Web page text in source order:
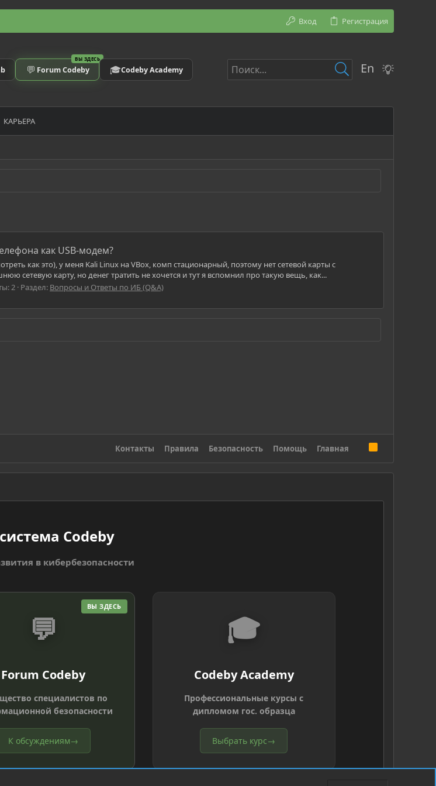
Вход Регистрация
ВЫ ЗДЕСЬ
💬 Forum Codeby 🎓Codeby Academy En
КАРЬЕРА
как USB-модем?
как это), у меня Kali Linux на VBox, комп стационарный, поэтому нет сетевой карты с
сетевую карту, но денег тратить не хочется и тут я вспомнил про такую вещь, как...
2 Раздел: Вопросы и Ответы по ИБ (Q&A)
Контакты Правила Безопасность Помощь Главная
S
Codeby
в кибербезопасности
ВЫ ЗДЕСЬ
💬
Forum Codeby
специалистов по
безопасности
К обсуждениям→
🎓
Codeby Academy
Профессиональные курсы с
дипломом гос. образца
Выбрать курс→